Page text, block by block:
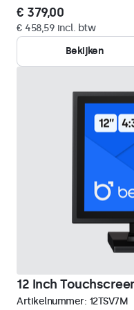
€ 379,00
€ 458,59 incl. btw
Bekijken
12 Inch
Artikelnummer: 12TSV7M